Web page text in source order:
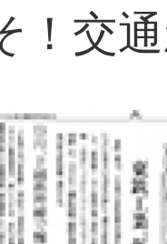
！交